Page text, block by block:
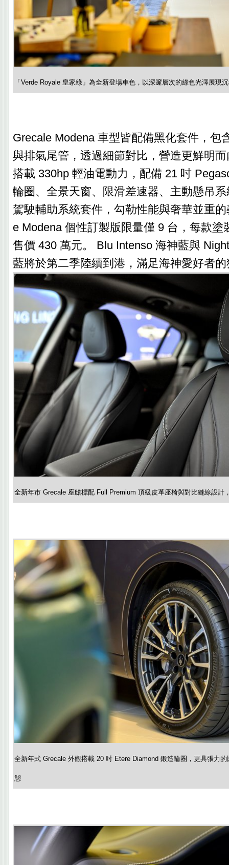
「Verde Royale 皇家綠」為全新登場車色，以深邃層次的綠色光澤展現
Grecale Modena 車型皆配備黑化套件，包
與排氣尾管，透過細節對比，營造更鮮明
搭載 330hp 輕油電動力，配備 21 吋
輪圈、全景天窗、限滑差速器、主動懸吊
駕駛輔助系統套件，勾勒性能與奢華並重
e Modena 個性訂製版限量僅 9 台，每款塗
售價 430 萬元。 Blu Intenso 海神藍與
藍將於第二季陸續到港，滿足海神愛好者
全新年市 Grecale 座艙標配 Full Premium 頂級皮革座椅與對比縫線設計
全新年式 Grecale 外觀搭載 20 吋 Etere Diamond 鍛造輪圈，更具張力
態